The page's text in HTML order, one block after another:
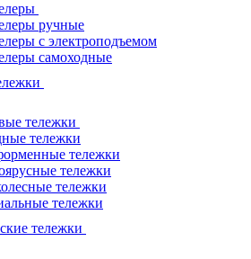
ручные
с электроподъемом
самоходные
тележки
тележки
тележки
тележки
тележки
тележки
тележки